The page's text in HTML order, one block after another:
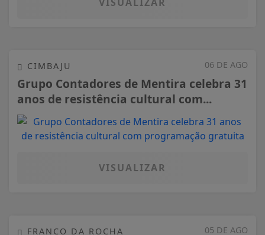
06 DE AGO
CIMBAJU
Grupo Contadores de Mentira celebra 31
anos de resistência cultural com...
VISUALIZAR
05 DE AGO
FRANCO DA ROCHA